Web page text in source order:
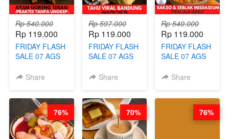
Rp 540.000
Rp 119.000
FRIDAY FLASH
SALE 07 AGS
GORENG
TANPA
UNGKEP - BY
CHEF WARSIDI
WONG
Share
Rp 597.000
Rp 119.000
FRIDAY FLASH
SALE 07 AGS
VIRAL
- BY CHEF
DITA
Share
Rp 540.000
Rp 119.000
FRIDAY FLASH
SALE 07 AGS
& SEBLAK
GARUT - BY
CHEF WARSIDI
Share
76% 70% 76%